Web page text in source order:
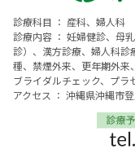
診療科目 ： 産科、婦人科
診療内容 ： 妊婦健診、母
診）、漢方診療、婦人科診
種、禁煙外来、更年期外来
ブライダルチェック、プラ
アクセス ： 沖縄県沖縄市